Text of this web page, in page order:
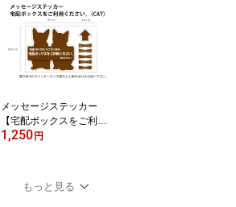
外 防犯グッズ 防犯カメ
ラ作動中 ダミー フェイ
ク セキュリティシール
セキュリティステッカー
防犯シール ダミー 防犯
ステッカー 監視カメラス
中
メッセージステッカー
【宅配ボックスをご利用
ください。】配送業者の
ステッカーです。
1,250 円
もっと見る